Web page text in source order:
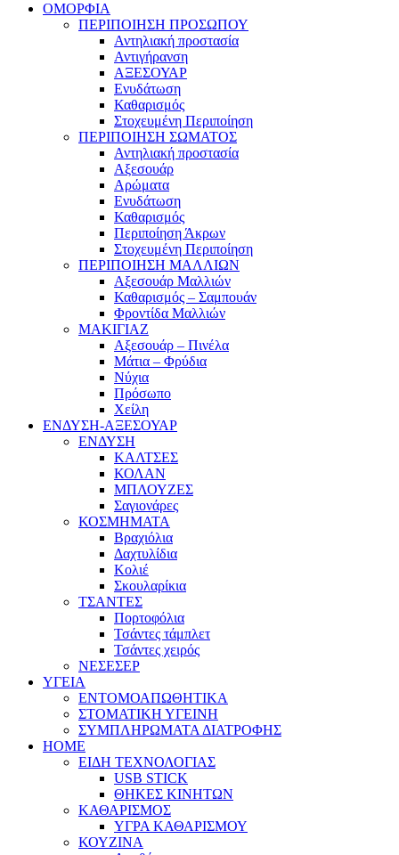
ΟΜΟΡΦΙΑ
ΠΕΡΙΠΟΙΗΣΗ ΠΡΟΣΩΠΟΥ
Αντηλιακή προστασία
Αντιγήρανση
ΑΞΕΣΟΥΑΡ
Ενυδάτωση
Καθαρισμός
Στοχευμένη Περιποίηση
ΠΕΡΙΠΟΙΗΣΗ ΣΩΜΑΤΟΣ
Αντηλιακή προστασία
Αξεσουάρ
Αρώματα
Ενυδάτωση
Καθαρισμός
Περιποίηση Άκρων
Στοχευμένη Περιποίηση
ΠΕΡΙΠΟΙΗΣΗ ΜΑΛΛΙΩΝ
Αξεσουάρ Μαλλιών
Καθαρισμός – Σαμπουάν
Φροντίδα Μαλλιών
ΜΑΚΙΓΙΑΖ
Αξεσουάρ – Πινέλα
Μάτια – Φρύδια
Νύχια
Πρόσωπο
Χείλη
ΕΝΔΥΣΗ-ΑΞΕΣΟΥΑΡ
ΕΝΔΥΣΗ
ΚΑΛΤΣΕΣ
ΚΟΛΑΝ
ΜΠΛΟΥΖΕΣ
Σαγιονάρες
ΚΟΣΜΗΜΑΤΑ
Βραχιόλια
Δαχτυλίδια
Κολιέ
Σκουλαρίκια
ΤΣΑΝΤΕΣ
Πορτοφόλια
Τσάντες τάμπλετ
Τσάντες χειρός
ΝΕΣΕΣΕΡ
ΥΓΕΙΑ
ΕΝΤΟΜΟΑΠΩΘΗΤΙΚΑ
ΣΤΟΜΑΤΙΚΗ ΥΓΕΙΝΗ
ΣΥΜΠΛΗΡΩΜΑΤΑ ΔΙΑΤΡΟΦΗΣ
HOME
ΕΙΔΗ ΤΕΧΝΟΛΟΓΙΑΣ
USB STICK
ΘΗΚΕΣ ΚΙΝΗΤΩΝ
ΚΑΘΑΡΙΣΜΟΣ
ΥΓΡΑ ΚΑΘΑΡΙΣΜΟΥ
ΚΟΥΖΙΝΑ